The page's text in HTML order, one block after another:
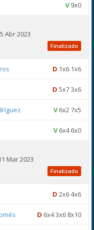
V9x0
Abr 2023
Finalizado
D 1x6 1x6
D 5x7 3x6
V6x2 7x5
V6x4 6x0
Mar 2023
Finalizado
D 2x6 4x6
D 6x4 3x6 8x10